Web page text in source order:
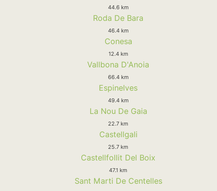
44.6 km
Roda De Bara
46.4 km
Conesa
12.4 km
Vallbona D'Anoia
66.4 km
Espinelves
49.4 km
La Nou De Gaia
22.7 km
Castellgali
25.7 km
Castellfollit Del Boix
47.1 km
Sant Marti De Centelles